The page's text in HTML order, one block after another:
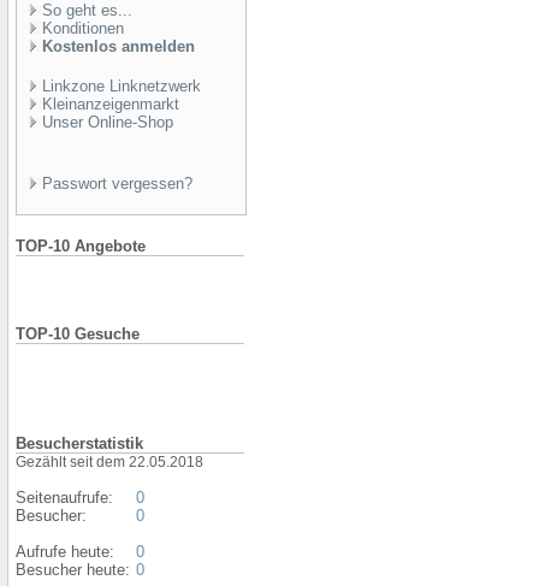
So geht es...
Konditionen
Kostenlos anmelden
Linkzone Linknetzwerk
Kleinanzeigenmarkt
Unser Online-Shop
Passwort vergessen?
TOP-10 Angebote
TOP-10 Gesuche
Besucherstatistik
Gezählt seit dem 22.05.2018
Seitenaufrufe:
Besucher:
Aufrufe heute:
Besucher heute:
0
0
0
0